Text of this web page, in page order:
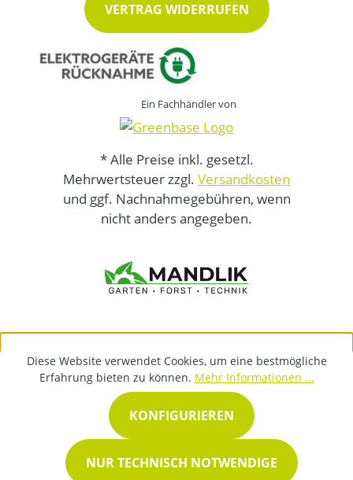
VERTRAG WIDERRUFEN
Ein Fachhändler von
* Alle Preise inkl. gesetzl.
Mehrwertsteuer zzgl. Versandkosten
und ggf. Nachnahmegebühren, wenn
nicht anders angegeben.
Diese Website verwendet Cookies, um eine bestmögliche
Erfahrung bieten zu können. Mehr Informationen ...
NUR TECHNISCH NOTWENDIGE
KONFIGURIEREN